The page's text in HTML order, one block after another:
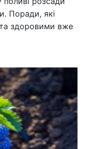
Поради, які
здоровими вже